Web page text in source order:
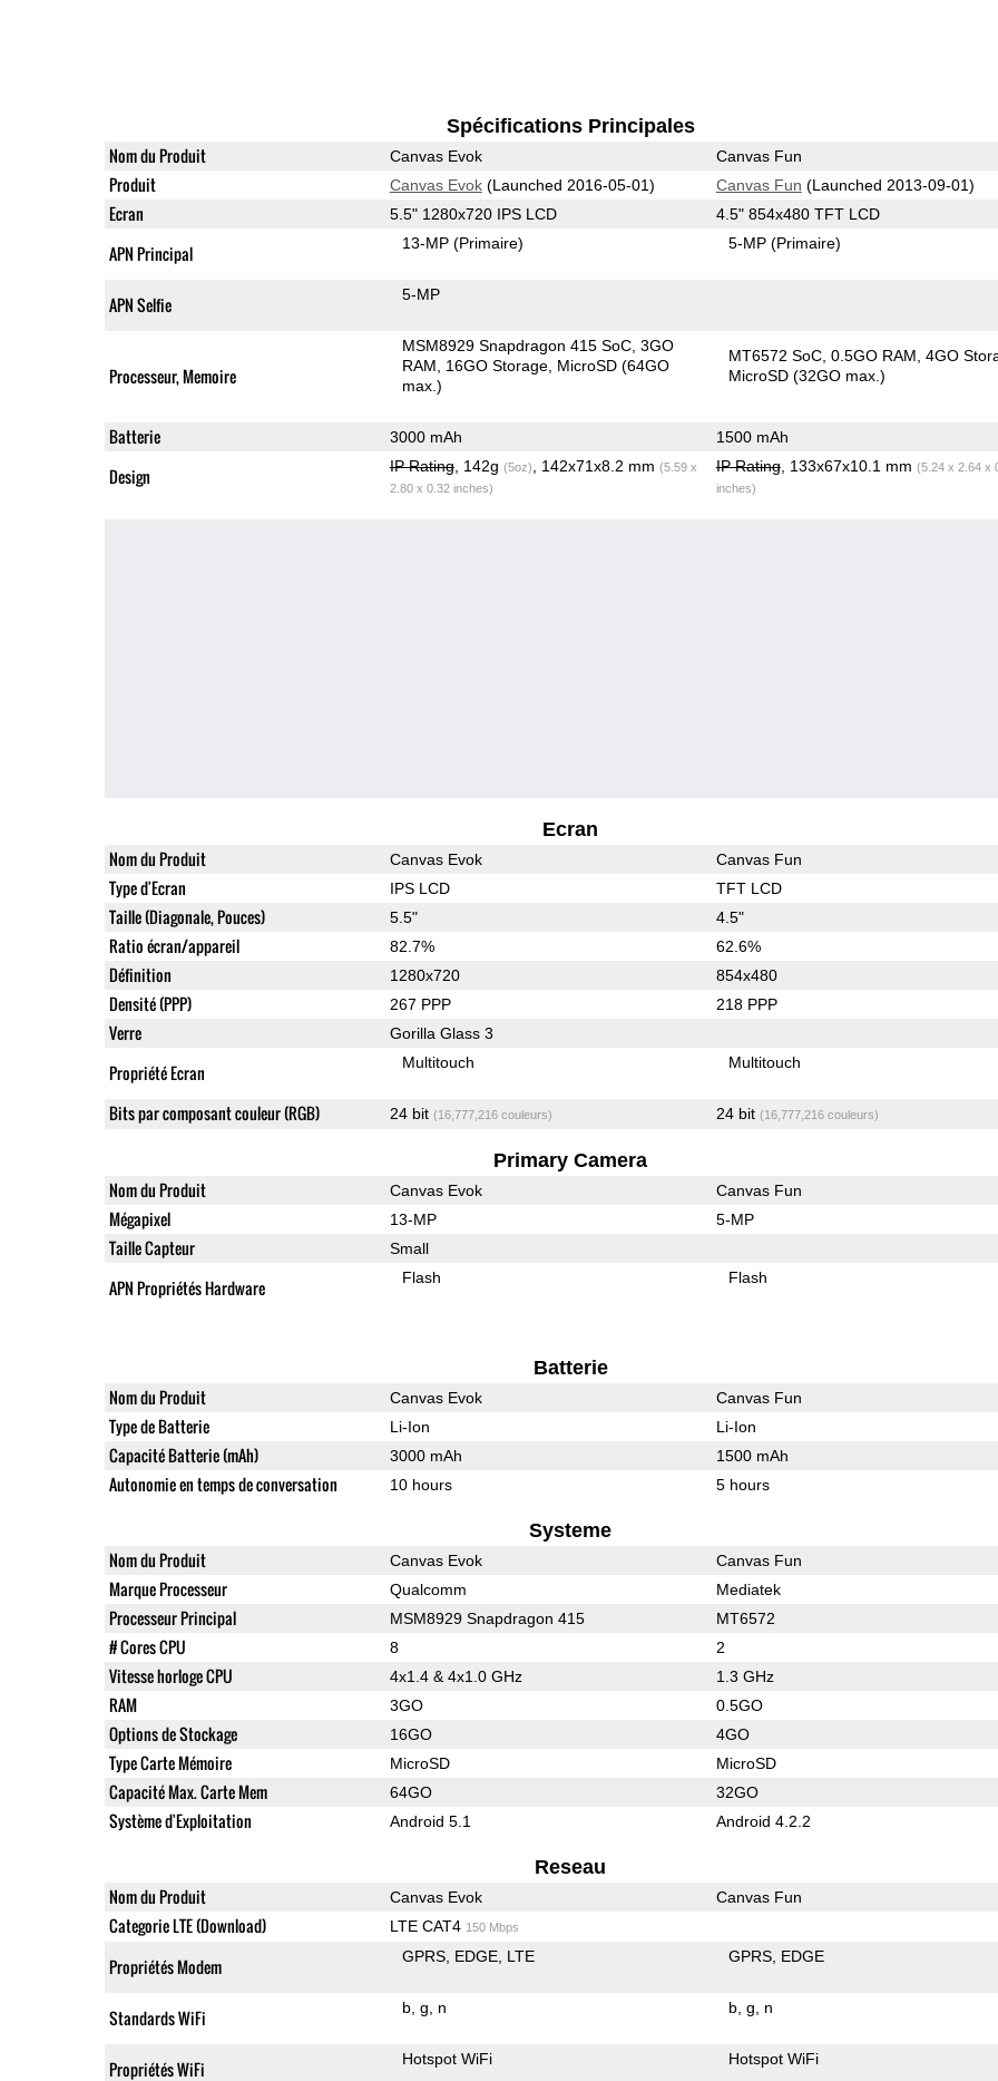
Spécifications Principales
Nom du Produit Canvas Evok Canvas Fun
Produit Canvas Evok(Launched 2016-05-01) Canvas Fun (Launched 2013-09-01)
Ecran 5.5" 1280x720 IPS LCD 4.5" 854x480 TFT LCD
APN Principal 13-MP(Primaire) 5-MP(Primaire)
APN Selfie 5-MP
Processeur, Memoire
MSM8929 Snapdragon 415 SoC 3GO
RAM
16GO Storage MicroSD (64GO
max.)
MT6572 SoC 0.5GO RAM 4GO
MicroSD (32GO max.)
Batterie 3000 mAh 1500 mAh
Design IP Rating, 142g (5oz) , 142x71x8.2 mm (5.59 x
2.80 x 0.32 inches)
IP Rating, 133x67x10.1 mm (5.24 x 2.64 x
inches)
Ecran
Nom du Produit Canvas Evok Canvas Fun
Type d'Ecran IPS LCD TFT LCD
Taille (Diagonale, Pouces) 5.5" 4.5"
Ratio écran/appareil 82.7% 62.6%
Définition 1280x720 854x480
Densité (PPP) 267 PPP 218 PPP
Verre Gorilla Glass 3
Propriété Ecran Multitouch Multitouch
Bits par composant couleur (RGB) 24 bit (16,777,216 couleurs) 24 bit (16,777,216 couleurs)
Primary Camera
Nom du Produit Canvas Evok Canvas Fun
Mégapixel 13-MP 5-MP
Taille Capteur Small
APN Propriétés Hardware Flash Flash
Batterie
Nom du Produit Canvas Evok Canvas Fun
Type de Batterie Li-Ion Li-Ion
Capacité Batterie (mAh) 3000 mAh 1500 mAh
Autonomie en temps de conversation 10 hours 5 hours
Systeme
Nom du Produit Canvas Evok Canvas Fun
Marque Processeur Qualcomm Mediatek
Processeur Principal MSM8929 Snapdragon 415 MT6572
# Cores CPU 8 2
Vitesse horloge CPU 4x1.4 & 4x1.0 GHz 1.3 GHz
RAM 3GO 0.5GO
Options de Stockage 16GO 4GO
Type Carte Mémoire MicroSD MicroSD
Capacité Max. Carte Mem 64GO 32GO
Système d'Exploitation Android 5.1 Android 4.2.2
Reseau
Nom du Produit Canvas Evok Canvas Fun
Categorie LTE (Download) LTE CAT4 150 Mbps
Propriétés Modem GPRS EDGE LTE GPRS EDGE
Standards WiFi b g n b g n
Propriétés WiFi Hotspot WiFi Hotspot WiFi